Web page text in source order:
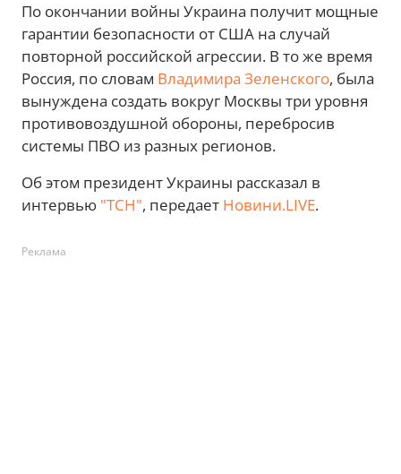
По окончании войны Украина получит мощные
гарантии безопасности от США на случай
повторной российской агрессии. В то же время
Россия, по словам Владимира Зеленского, была
вынуждена создать вокруг Москвы три уровня
противовоздушной обороны, перебросив
системы ПВО из разных регионов.
Об этом президент Украины рассказал в
интервью "ТСН", передает Новини.LIVE.
Реклама